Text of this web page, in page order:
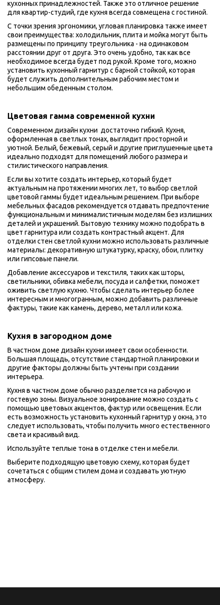
кухонных принадлежностей. Также это отличное решение
для квартир-студий, где кухня всегда совмещена с гостиной.
С точки зрения эргономики, угловая планировка также имеет
свои преимущества: холодильник, плита и мойка могут быть
размещены по принципу треугольника - на одинаковом
расстоянии друг от друга. Это очень удобно, так как все
необходимое всегда будет под рукой. Кроме того, можно
установить кухонный гарнитур с барной стойкой, которая
будет служить дополнительным рабочим местом и
небольшим обеденным столом.
Цветовая гамма современной кухни
Современном дизайн кухни  достаточно гибкий. Кухня,
оформленная в светлых тонах, выглядит просторной и
уютной. Белый, бежевый, серый и другие приглушенные цвета
идеально подходят для помещений любого размера и
стилистического направления.
Если вы хотите создать интерьер, который будет
актуальным на протяжении многих лет, то выбор светлой
цветовой гаммы будет идеальным решением. При выборе
мебельных фасадов рекомендуется отдавать предпочтение
функциональным и минималистичным моделям без излишних
деталей и украшений. Бытовую технику можно подобрать в
цвет гарнитура или создать контрастный акцент. Для
отделки стен светлой кухни можно использовать различные
материалы: декоративную штукатурку, краску, обои, плитку
или гипсовые панели.
Добавление аксессуаров и текстиля, таких как шторы,
светильники, обивка мебели, посуда и салфетки, поможет
оживить светлую кухню. Чтобы сделать интерьер более
интересным и многогранным, можно добавить различные
фактуры, такие как камень, дерево, металл или кожа.
Кухня в загородном доме
В частном доме дизайн кухни имеет свои особенности.
Большая площадь, отсутствие стандартной планировки и
другие факторы должны быть учтены при создании
интерьера.
Кухня в частном доме обычно разделяется на рабочую и
гостевую зоны. Визуальное зонирование можно создать с
помощью цветовых акцентов, фактур или освещения. Если
есть возможность установить кухонный гарнитур у окна, это
следует использовать, чтобы получить много естественного
света и красивый вид.
Используйте теплые тона в отделке стен и мебели.
Выберите подходящую цветовую схему, которая будет
сочетаться с общим стилем дома и создавать уютную
атмосферу.